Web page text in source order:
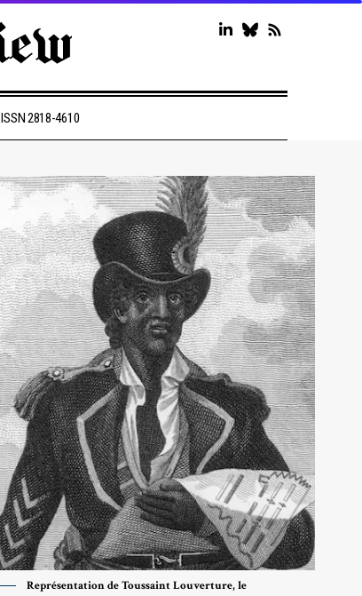
ISSN 2818-4610
Représentation de Toussaint Louverture, le